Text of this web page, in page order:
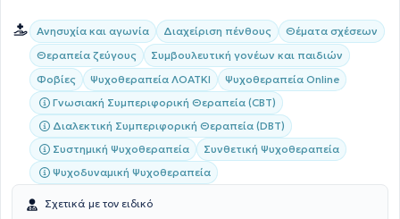
Ανησυχία και αγωνία Διαχείριση πένθους
Θέματα σχέσεων
Θεραπεία ζεύγους
Συμβουλευτική γονέων και παιδιών
Φοβίες
Ψυχοθεραπεία ΛΟΑΤΚΙ
Ψυχοθεραπεία Online
Γνωσιακή Συμπεριφορική Θεραπεία (CBT)
Διαλεκτική Συμπεριφορική Θεραπεία (DBT)
Συστημική Ψυχοθεραπεία
Συνθετική Ψυχοθεραπεία
Ψυχοδυναμική Ψυχοθεραπεία
Σχετικά με τον ειδικό